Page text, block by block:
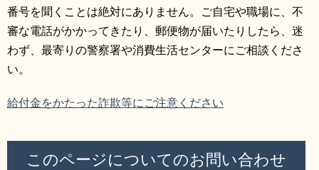
閉じる
番号を聞くことは絶対にありません。ご自宅や職場に、不
審な電話がかかってきたり、郵便物が届いたりしたら、迷
わず、最寄りの警察署や消費生活センターにご相談くださ
い。
給付金をかたった詐欺等にご注意ください
このページについてのお問い合わせ